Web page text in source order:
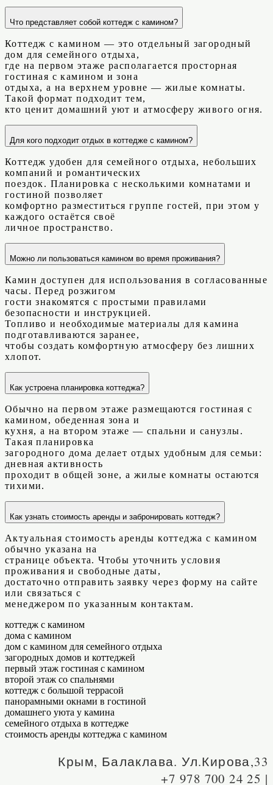
Что представляет собой коттедж с камином?
Коттедж с камином — это отдельный загородный
дом для семейного отдыха,
где на первом этаже располагается просторная
гостиная с камином и зона
отдыха, а на верхнем уровне — жилые комнаты.
Такой формат подходит тем,
кто ценит домашний уют и атмосферу живого огня.
Для кого подходит отдых в коттедже с камином?
Коттедж удобен для семейного отдыха, небольших
компаний и романтических
поездок. Планировка с несколькими комнатами и
гостиной позволяет
комфортно разместиться группе гостей, при этом у
каждого остаётся своё
личное пространство.
Можно ли пользоваться камином во время проживания?
Камин доступен для использования в согласованные
часы. Перед розжигом
гости знакомятся с простыми правилами
безопасности и инструкцией.
Топливо и необходимые материалы для камина
подготавливаются заранее,
чтобы создать комфортную атмосферу без лишних
хлопот.
Как устроена планировка коттеджа?
Обычно на первом этаже размещаются гостиная с
камином, обеденная зона и
кухня, а на втором этаже — спальни и санузлы.
Такая планировка
загородного дома делает отдых удобным для семьи:
дневная активность
проходит в общей зоне, а жилые комнаты остаются
тихими.
Как узнать стоимость аренды и забронировать коттедж?
Актуальная стоимость аренды коттеджа с камином
обычно указана на
странице объекта. Чтобы уточнить условия
проживания и свободные даты,
достаточно отправить заявку через форму на сайте
или связаться с
менеджером по указанным контактам.
коттедж с камином
дома с камином
дом с камином для семейного отдыха
загородных домов и коттеджей
первый этаж гостиная с камином
второй этаж со спальнями
коттедж с большой террасой
панорамными окнами в гостиной
домашнего уюта у камина
семейного отдыха в коттедже
стоимость аренды коттеджа с камином
Крым, Балаклава. Ул.Кирова,33
+7 978 700 24 25 |